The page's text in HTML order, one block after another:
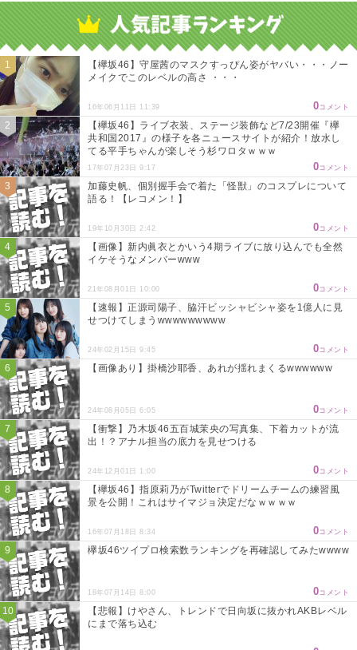
【欅坂46】守屋茜のマスクすっぴん姿がヤバい・・・ノー
メイクでこのレベルの高さ ・・・
16年06月11日 11:39 0コメント
【欅坂46】ライブ衣装、ステージ装飾など7/23開催『欅
共和国2017』の様子を各ニュースサイトが紹介！放水し
てる平手ちゃんが楽しそう杉ワロタｗｗｗ
17年07月23日 9:17 0コメント
加藤史帆、個別握手会で着た「怪獣」のコスプレについて
語る！【レコメン！】
19年10月30日 2:42 0コメント
【画像】新内眞衣とかいう4期ライブに放り込んでも全然
イケそうなメンバーwww
21年08月01日 10:00 0コメント
【速報】正源司陽子、脇汗ビッシャビシャ姿を1億人に見
せつけてしまうwwwwwwwww
24年02月15日 9:45 0コメント
【画像あり】掛橋沙耶香、あれが揺れまくるwwwwww
24年08月05日 6:05 0コメント
【衝撃】乃木坂46五百城茉央の写真集、下着カットが流
出！？アナル担当の底力を見せつける
24年12月01日 1:00 0コメント
【欅坂46】指原莉乃がTwitterでドリームチームの練習風
景を公開！これはサイマジョ決定だなｗｗｗｗ
16年07月18日 8:34 0コメント
欅坂46ツイプロ検索数ランキングを再確認してみたwwww
18年07月14日 8:00 0コメント
【悲報】けやさん、トレンドで日向坂に抜かれAKBレベル
にまで落ち込む